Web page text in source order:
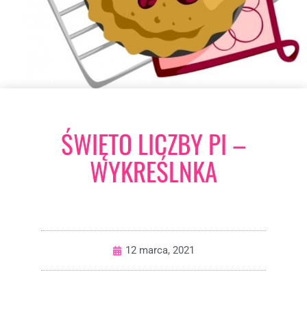
ŚWIĘTO LICZBY PI –
WYKREŚLNKA
12 marca, 2021